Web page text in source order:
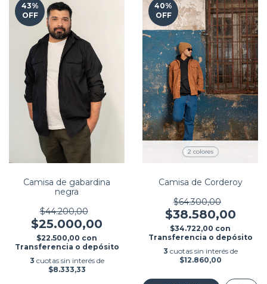
43%
OFF
Camisa de gabardina
negra
$44.200,00
$25.000,00
$22.500,00 con
Transferencia o depósito
3 cuotas sin interés de
$8.333,33
40%
OFF
2 colores
Camisa de Corderoy
$64.300,00
$38.580,00
$34.722,00 con
Transferencia o depósito
3 cuotas sin interés de
$12.860,00